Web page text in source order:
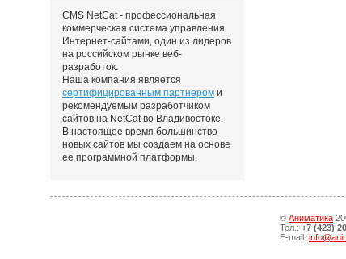
CMS NetCat - профессиональная
коммерческая система управления
Интернет-сайтами, один из лидеров
на российском рынке веб-
разработок.
Наша компания является
сертифицированным партнером и
рекомендуемым разработчиком
сайтов на NetCat во Владивостоке.
В настоящее время большинство
новых сайтов мы создаем на основе
ее программной платформы.
© Аниматика
Тел.: +7 (423)
E-mail: